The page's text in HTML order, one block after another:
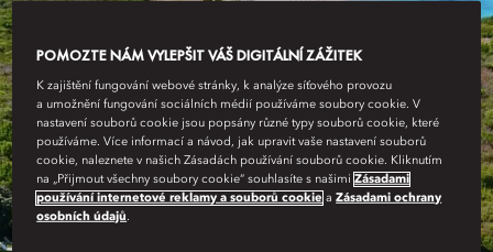
POMOZTE NÁM VYLEPŠIT VÁŠ DIGITÁLNÍ ZÁŽITEK
K zajištění fungování webové stránky, k analýze síťového provozu
a umožnění fungování sociálních médií používáme soubory cookie. V
nastavení souborů cookie jsou popsány různé typy souborů cookie, které
používáme. Více informací a návod, jak upravit vaše nastavení souborů
cookie, naleznete v našich Zásadách používání souborů cookie. Kliknutím
na „Přijmout všechny soubory cookie“ souhlasíte s našimiZásadami
používání internetové reklamy a souborů cookie aZásadami ochrany
osobních údajů.